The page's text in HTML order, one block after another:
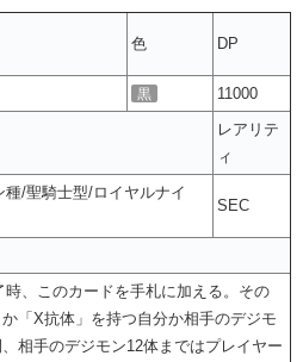
色 DP
黒 11000
レアリテ
ィ
種/聖騎士型/ロイヤルナイ
SEC
時、このカードを手札に加える。その
「X抗体」を持つ自分か相手のデジモ
相手のデジモン12体まではプレイヤー